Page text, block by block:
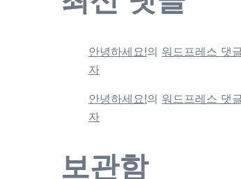
안녕하세요!의 워드프레스 댓
자
안녕하세요!의 워드프레스 댓
자
보관함